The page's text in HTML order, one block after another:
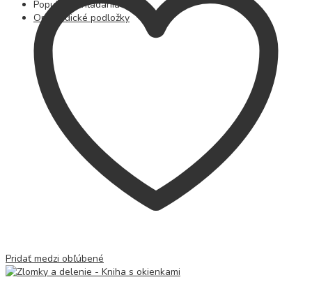
Populárne hľadania
Ortopedické podložky
Pridať medzi obľúbené